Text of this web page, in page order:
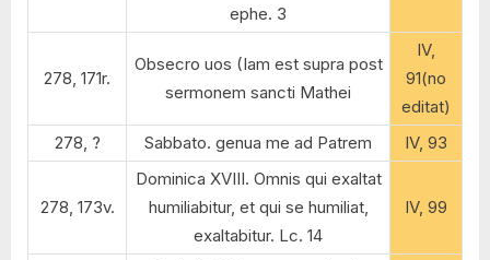
ephe. 3
278, 171r.
Obsecro uos (Iam est supra post
sermonem sancti Mathei
IV,
91(no
editat)
278, ?
Sabbato. genua me ad Patrem IV, 93
278, 173v.
Dominica XVIII. Omnis qui exaltat
humiliabitur, et qui se humiliat,
exaltabitur. Lc. 14
IV, 99